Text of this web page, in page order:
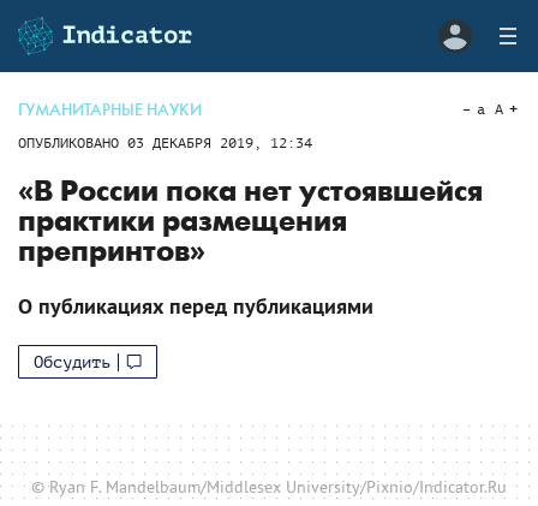
ГУМАНИТАРНЫЕ НАУКИ
ОПУБЛИКОВАНО 03 ДЕКАБРЯ 2019, 12:34
a A
«В России пока нет устоявшейся
практики размещения
препринтов»
О публикациях перед публикациями
Обсудить
© Ryan F. Mandelbaum/Middlesex University/Pixnio/Indicator.Ru